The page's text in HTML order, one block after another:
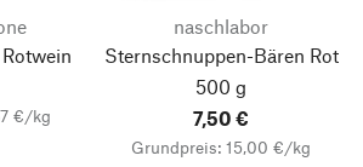
€/kg
naschlabor
Sternschnuppen-Bären Rot
500 g
7,50 €
Grundpreis: 15,00 €/kg